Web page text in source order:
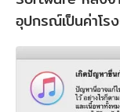
อุปกรณ์เป็นค่าโร